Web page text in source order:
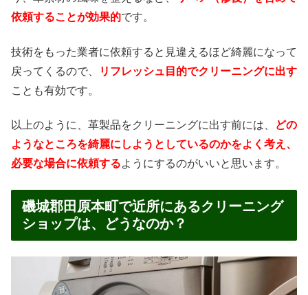
依頼することが効果的です。
技術をもった業者に依頼すると見違えるほど綺麗になって
戻ってくるので、
リフレッシュ目的でクリーニングに出す
ことも有効です。
以上のように、革製品をクリーニングに出す前には、
どの
ようなところを綺麗にしようとしているのかをよく考え、
必要な場合に依頼するようにするのがいいと思います。
磯城郡田原本町で近所にあるクリーニング
ショップは、どうなのか？